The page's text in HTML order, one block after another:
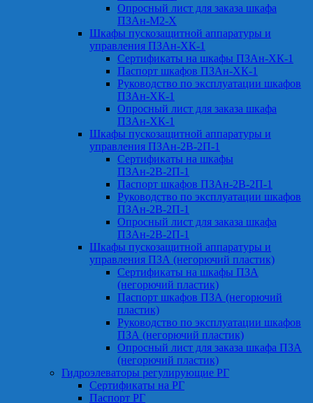
Опросный лист для заказа шкафа
ПЗАн-М2-Х
Шкафы пускозащитной аппаратуры и
управления ПЗАн-ХК-1
Сертификаты на шкафы ПЗАн-ХК-1
Паспорт шкафов ПЗАн-ХК-1
Руководство по эксплуатации шкафов
ПЗАн-ХК-1
Опросный лист для заказа шкафа
ПЗАн-ХК-1
Шкафы пускозащитной аппаратуры и
управления ПЗАн-2В-2П-1
Сертификаты на шкафы
ПЗАн-2В-2П-1
Паспорт шкафов ПЗАн-2В-2П-1
Руководство по эксплуатации шкафов
ПЗАн-2В-2П-1
Опросный лист для заказа шкафа
ПЗАн-2В-2П-1
Шкафы пускозащитной аппаратуры и
управления ПЗА (негорючий пластик)
Сертификаты на шкафы ПЗА
(негорючий пластик)
Паспорт шкафов ПЗА (негорючий
пластик)
Руководство по эксплуатации шкафов
ПЗА (негорючий пластик)
Опросный лист для заказа шкафа ПЗА
(негорючий пластик)
Гидроэлеваторы регулирующие РГ
Сертификаты на РГ
Паспорт РГ